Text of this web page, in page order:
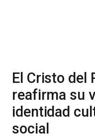
El Cristo del
reafirma su
identidad
social